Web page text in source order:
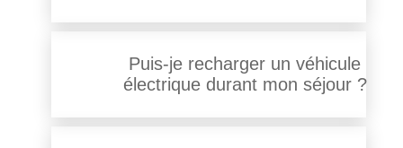
Puis-je recharger un véhicule
électrique durant mon séjour ?